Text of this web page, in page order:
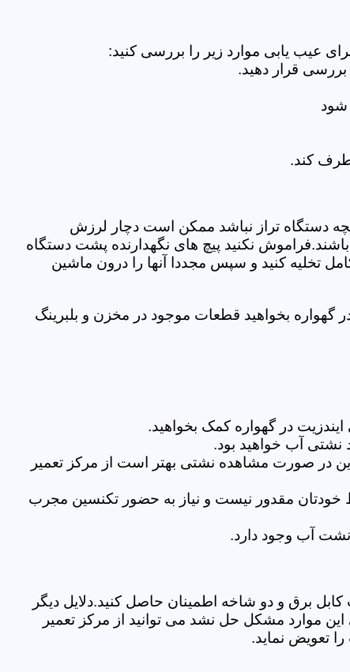
عیب یابی موارد زیر را بررسی کنید:
قرار دهید.
شود
کند.
دستگاه تراز نباشد ممکن است دچار لرزش
باشند.فراموش نکنید پیچ های نگهدارنده پشت دستگاه
تخلیه کنید و سپس مجددا آنها را درون ماشین
بخواهید قطعات موجود در مخزن و بلبرینگ
در گهواره کمک بخواهید.
آب خواهید بود.
در صورت مشاهده نشتی بهتر است از مرکز تعمیر
خودتان مقدور نیست و نیاز به حضور تکنسین مجرب
آب وجود دارد.
برق و دو شاخه اطمینان حاصل کنید.دلایل دیگر
موارد مشکل حل نشد می توانید از مرکز تعمیر
تعویض نماید.